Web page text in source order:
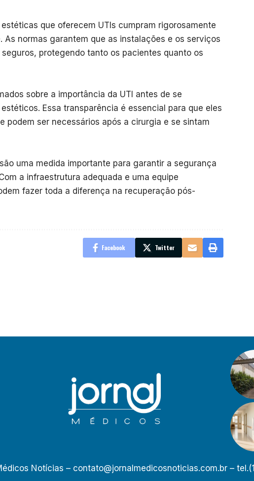
que oferecem UTIs cumpram rigorosamente
As normas garantem que as instalações e os serviços
protegendo tanto os pacientes quanto os
sobre a importância da UTI antes de se
Essa transparência é essencial para que eles
podem ser necessários após a cirurgia e se sintam
uma medida importante para garantir a segurança
a infraestrutura adequada e uma equipe
fazer toda a diferença na recuperação pós-
Facebook Twitter
Notícias – contato@jornalmedicosnoticias.com.br–